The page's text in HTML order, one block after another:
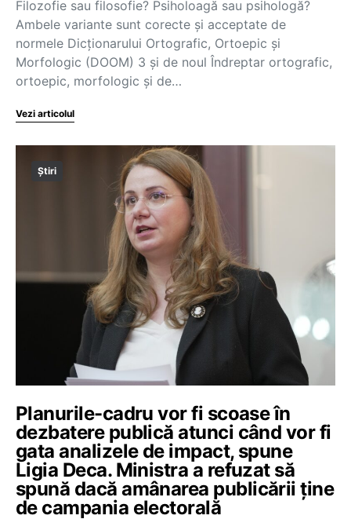
Filozofie sau filosofie? Psiholoagă sau psihologă?
Ambele variante sunt corecte și acceptate de
normele Dicționarului Ortografic, Ortoepic și
Morfologic (DOOM) 3 și de noul Îndreptar ortografic,
ortoepic, morfologic și de…
Vezi articolul
Știri
Planurile-cadru vor fi scoase în
dezbatere publică atunci când vor fi
gata analizele de impact, spune
Ligia Deca. Ministra a refuzat să
spună dacă amânarea publicării ține
de campania electorală